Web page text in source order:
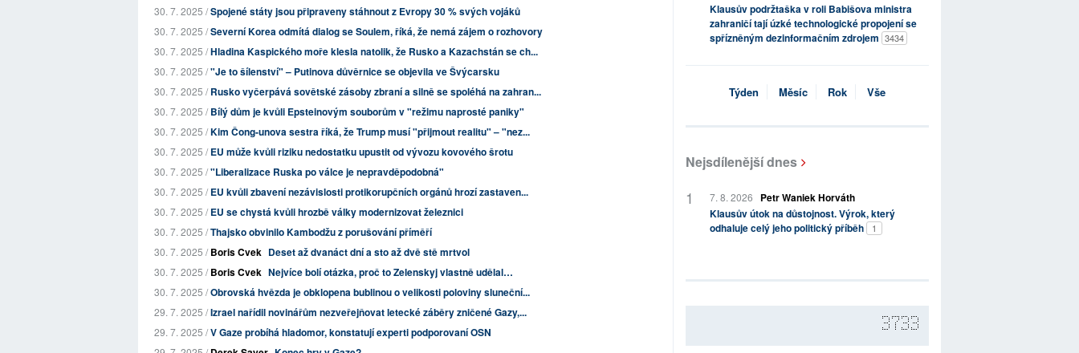
30. 7. 2025 /Spojené státy jsou připraveny stáhnout z Evropy 30 % svých vojáků
30. 7. 2025 /Severní Korea odmítá dialog se Soulem, říká, že nemá zájem o rozhovory
30. 7. 2025 /Hladina Kaspického moře klesla natolik, že Rusko a Kazachstán se ch...
30. 7. 2025 /"Je to šílenství" – Putinova důvěrnice se objevila ve Švýcarsku
30. 7. 2025 /Rusko vyčerpává sovětské zásoby zbraní a silně se spoléhá na zahran...
30. 7. 2025 /Bílý dům je kvůli Epsteinovým souborům v "režimu naprosté paniky"
30. 7. 2025 /Kim Čong-unova sestra říká, že Trump musí "přijmout realitu" – "nez...
30. 7. 2025 /EU může kvůli riziku nedostatku upustit od vývozu kovového šrotu
30. 7. 2025 /"Liberalizace Ruska po válce je nepravděpodobná"
30. 7. 2025 /EU kvůli zbavení nezávislosti protikorupčních orgánů hrozí zastaven...
30. 7. 2025 /EU se chystá kvůli hrozbě války modernizovat železnici
30. 7. 2025 /Thajsko obvinilo Kambodžu z porušování příměří
30. 7. 2025 /Boris Cvek Deset až dvanáct dní a sto až dvě stě mrtvol
30. 7. 2025 /Boris Cvek Nejvíce bolí otázka, proč to Zelenskyj vlastně udělal…
30. 7. 2025 /Obrovská hvězda je obklopena bublinou o velikosti poloviny sluneční...
29. 7. 2025 /Izrael nařídil novinářům nezveřejňovat letecké záběry zničené Gazy,...
29. 7. 2025 /V Gaze probíhá hladomor, konstatují experti podporovaní OSN
Klausův podržtaška v roli Babišova ministra
zahraničí tají úzké technologické propojení se
spřízněným dezinformačním zdrojem 3434
Týden Měsíc Rok Vše
Nejsdílenější dnes
7. 8. 2026
Petr Waniek Horváth
Klausův útok na důstojnost. Výrok, který
odhaluje celý jeho politický příběh
1
3733